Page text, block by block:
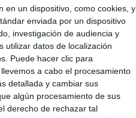
en un dispositivo, como cookies, y
enviada por un dispositivo
investigación de audiencia y
utilizar datos de localización
Puede hacer clic para
a cabo el procesamiento
detallada y cambiar sus
algún procesamiento de sus
derecho de rechazar tal